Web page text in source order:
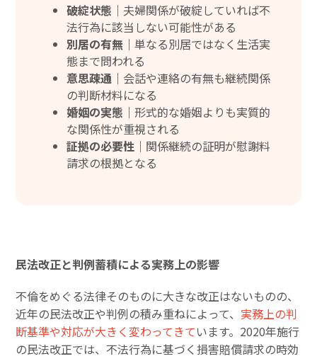
破綻状態｜ 夫婦関係が破綻していれば不
法行為に該当しない可能性がある
別居の有無｜単なる別居ではなく生活実
態まで問われる
意思疎通｜ 会話や連絡の有無も継続関係
の判断材料になる
婚姻の実態｜形式的な婚姻よりも実質的
な関係性が重視される
証拠の必要性｜ 関係継続の証明が慰謝料
請求の根拠となる
民法改正と判例蓄積による実務上の影響
不倫をめぐる法律そのものに大きな改正はないものの、
近年の民法改正や判例の積み重ねによって、 実務上の判
断基準や対応が大きく変わってきています。2020年施行
の民法改正では、不法行為に基づく損害賠償請求の時効